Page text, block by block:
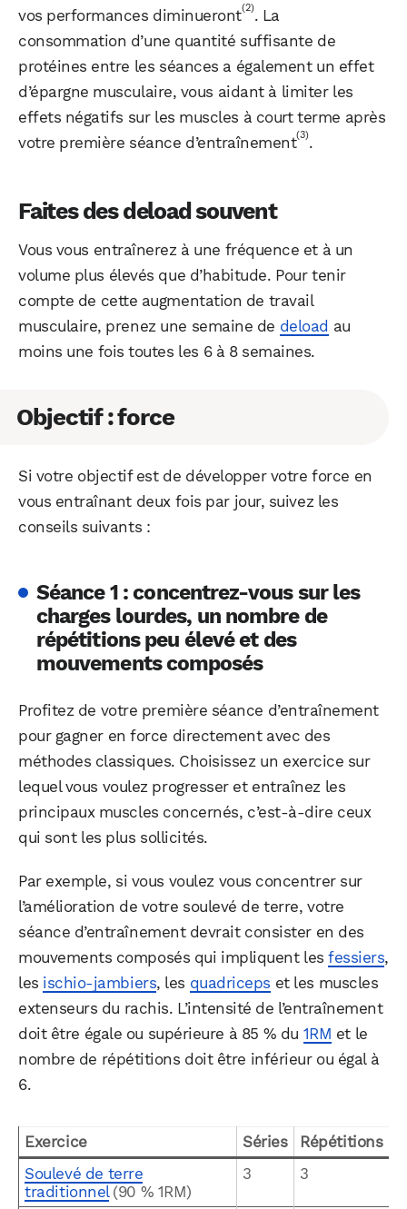
vos performances diminueront(2). La
consommation d’une quantité suffisante de
protéines entre les séances a également un effet
d’épargne musculaire, vous aidant à limiter les
effets négatifs sur les muscles à court terme après
votre première séance d’entraînement(3).
Faites des deload souvent
Vous vous entraînerez à une fréquence et à un
volume plus élevés que d’habitude. Pour tenir
compte de cette augmentation de travail
musculaire, prenez une semaine de deload au
moins une fois toutes les 6 à 8 semaines.
Objectif : force
Si votre objectif est de développer votre force en
vous entraînant deux fois par jour, suivez les
conseils suivants :
Séance 1 : concentrez-vous sur les
charges lourdes, un nombre de
répétitions peu élevé et des
mouvements composés
Profitez de votre première séance d’entraînement
pour gagner en force directement avec des
méthodes classiques. Choisissez un exercice sur
lequel vous voulez progresser et entraînez les
principaux muscles concernés, c’est-à-dire ceux
qui sont les plus sollicités.
Par exemple, si vous voulez vous concentrer sur
l’amélioration de votre soulevé de terre, votre
séance d’entraînement devrait consister en des
mouvements composés qui impliquent lesfessiers,
les ischio-jambiers, les quadriceps et les muscles
extenseurs du rachis. L’intensité de l’entraînement
doit être égale ou supérieure à 85 % du 1RM et le
nombre de répétitions doit être inférieur ou égal à
6.
Exercice Séries
Répétitions
Soulevé de terre
traditionnel(90 % 1RM)
3 3